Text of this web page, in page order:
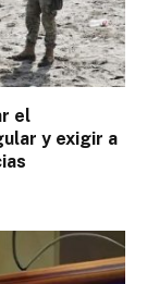
el
y exigir a